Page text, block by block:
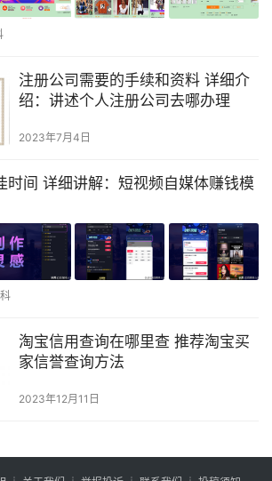
注册公司需要的手续和资料 详细介
绍：讲述个人注册公司去哪办理
2023年7月4日
时间 详细讲解：短视频自媒体赚钱模
淘宝信用查询在哪里查 推荐淘宝买
家信誉查询方法
2023年12月11日